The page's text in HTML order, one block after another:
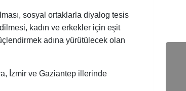
sosyal ortaklarla diyalog tesis
kadın ve erkekler için eşit
adına yürütülecek olan
İzmir ve Gaziantep illerinde